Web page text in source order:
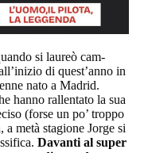
si laureò cam-
di quest’anno in
nato a Madrid.
hanno rallentato la sua
(forse un po’ troppo
metà stagione Jorge si
Davanti al super